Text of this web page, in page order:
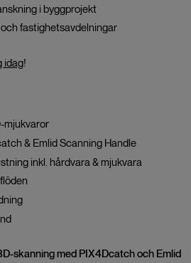
i byggprojekt
fastighetsavdelningar
idag!
mjukvaror
& Emlid Scanning Handle
inkl. hårdvara & mjukvara
skanning med PIX4Dcatch och Emlid